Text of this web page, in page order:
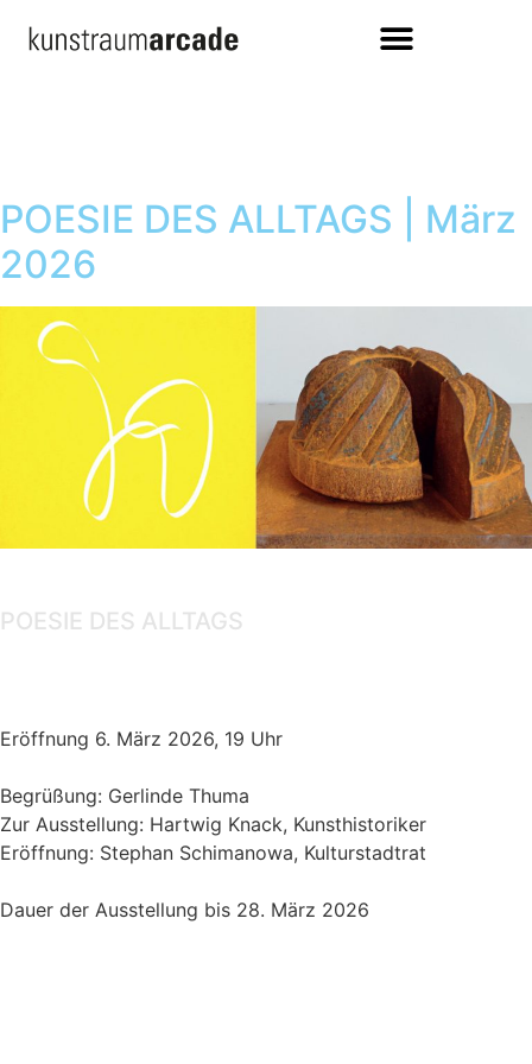
POESIE DES ALLTAGS | März
2026
POESIE DES ALLTAGS
Eröffnung 6. März 2026, 19 Uhr
Begrüßung: Gerlinde Thuma
Zur Ausstellung: Hartwig Knack, Kunsthistoriker
Eröffnung: Stephan Schimanowa, Kulturstadtrat
Dauer der Ausstellung bis 28. März 2026